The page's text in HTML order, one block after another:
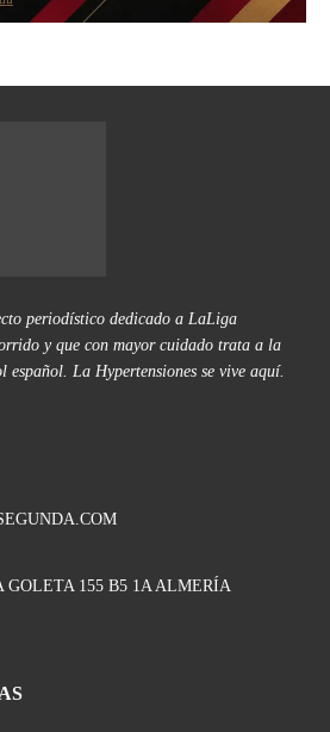
periodístico dedicado a LaLiga
y que con mayor cuidado trata a la
español. La Hypertensiones se vive aquí.
GOLETA 155 B5 1A ALMERÍA